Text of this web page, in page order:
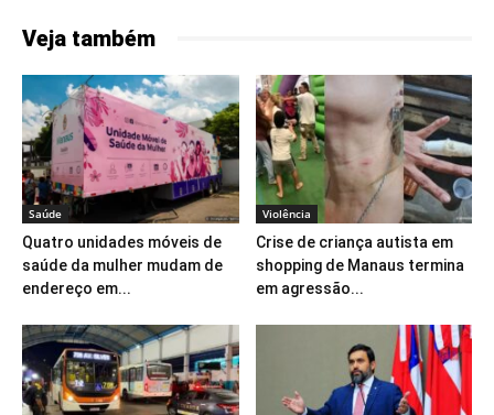
Veja também
Saúde
Quatro unidades móveis de
saúde da mulher mudam de
endereço em...
Violência
Crise de criança autista em
shopping de Manaus termina
em agressão...